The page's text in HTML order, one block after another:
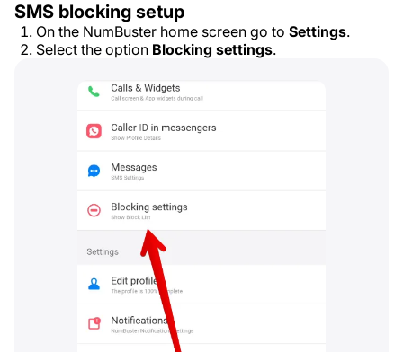
SMS blocking setup
On the NumBuster home screen go to Settings.
Select the option Blocking settings.